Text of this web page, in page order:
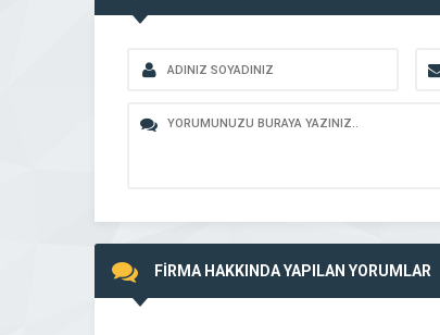
FİRMA HAKKINDA YAPILAN YORUMLAR